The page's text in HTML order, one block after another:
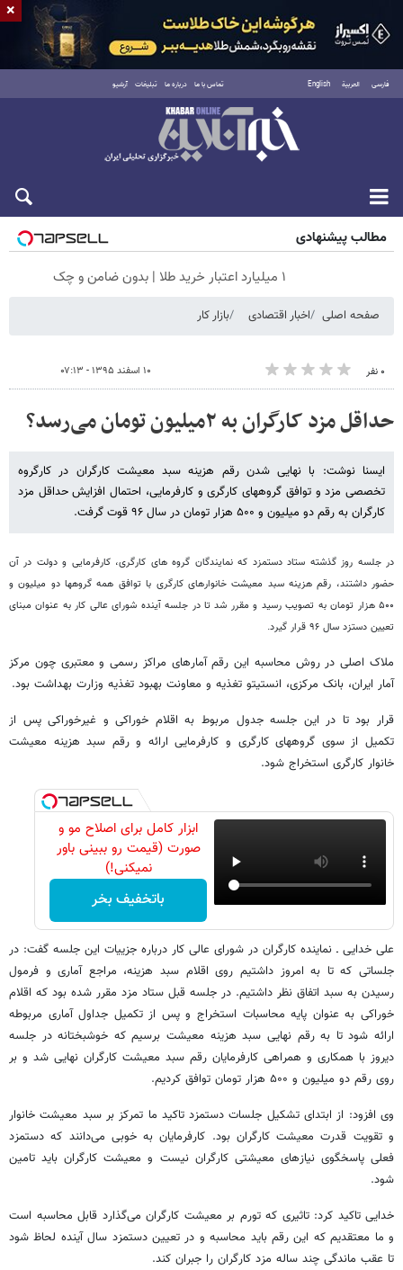
فارسی العربية English تماس با ما درباره ما تبلیغات آرشیو
شنبه ۱۷ مرداد ۱۴۰۵
مطالب پیشنهادی
۱ میلیارد اعتبار خرید طلا | بدون ضامن و چک
صفحه اصلی اخبار اقتصادی بازار کار
۰ نفر ۱۰ اسفند ۱۳۹۵ - ۰۷:۱۳
حداقل مزد کارگران به ۲میلیون تومان می‌رسد؟
ایسنا نوشت: با نهایی شدن رقم هزینه سبد معیشت کارگران در کارگروه
تخصصی مزد و توافق گروههای کارگری و کارفرمایی، احتمال افزایش حداقل مزد
کارگران به رقم دو میلیون و ۵۰۰ هزار تومان در سال ۹۶ قوت گرفت.
در جلسه روز گذشته ستاد دستمزد که نمایندگان گروه های کارگری، کارفرمایی و دولت در آن
حضور داشتند، رقم هزینه سبد معیشت خانوارهای کارگری با توافق همه گروهها دو میلیون و
۵۰۰ هزار تومان به تصویب رسید و مقرر شد تا در جلسه آینده شورای عالی کار به عنوان مبنای
تعیین دستزد سال ۹۶ قرار گیرد.
ملاک اصلی در روش محاسبه این رقم آمارهای مراکز رسمی و معتبری چون مرکز
آمار ایران، بانک مرکزی، انستیتو تغذیه و معاونت بهبود تغذیه وزارت بهداشت بود.
قرار بود تا در این جلسه جدول مربوط به اقلام خوراکی‌ و غیرخوراکی پس از
تکمیل از سوی گروههای کارگری و کارفرمایی ارائه و رقم سبد هزینه معیشت
خانوار کارگری استخراج شود.
ابزار کامل برای اصلاح مو و
صورت (قیمت رو ببینی باور
نمیکنی!)
باتخفیف بخر
علی خدایی ـ نماینده کارگران در شورای عالی کار درباره جزییات این جلسه گفت: در
جلساتی که تا به امروز داشتیم روی اقلام سبد هزینه، مراجع آماری و فرمول
رسیدن به سبد اتفاق نظر داشتیم. در جلسه قبل ستاد مزد مقرر شده بود که اقلام
خوراکی به عنوان پایه محاسبات استخراج و پس از تکمیل جداول آماری مربوطه
ارائه شود تا به رقم نهایی سبد هزینه معیشت برسیم که خوشبختانه در جلسه
دیروز با همکاری و همراهی کارفرمایان رقم سبد معیشت کارگران نهایی شد و بر
روی رقم دو میلیون و ۵۰۰ هزار تومان توافق کردیم.
وی افزود: از ابتدای تشکیل جلسات دستمزد تاکید ما تمرکز بر سبد معیشت خانوار
و تقویت قدرت معیشت کارگران بود. کارفرمایان به خوبی می‌دانند که دستمزد
فعلی پاسخگوی نیازهای معیشتی کارگران نیست و معیشت کارگران باید تامین
شود.
خدایی تاکید کرد: تاثیری که تورم بر معیشت کارگران می‌گذارد قابل محاسبه است
و ما معتقدیم که این رقم باید محاسبه و در تعیین دستمزد سال آینده لحاظ شود
تا عقب ماندگی چند ساله مزد کارگران را جبران کند.
×